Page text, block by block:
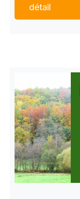
détail